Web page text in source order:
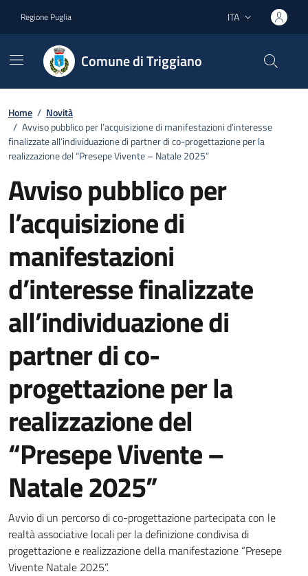
Regione Puglia Lingua attiva:
ITA
Comune di Triggiano
Home / Novità
/ Avviso pubblico per l’acquisizione di manifestazioni d’interesse
finalizzate all’individuazione di partner di co-progettazione per la
realizzazione del “Presepe Vivente – Natale 2025”
Avviso pubblico per
l’acquisizione di
manifestazioni
d’interesse finalizzate
all’individuazione di
partner di co-
progettazione per la
realizzazione del
“Presepe Vivente –
Natale 2025”
Dettagli della notizia
Avvio di un percorso di co-progettazione partecipata con le
realtà associative locali per la definizione condivisa di
progettazione e realizzazione della manifestazione “Presepe
Vivente Natale 2025”.